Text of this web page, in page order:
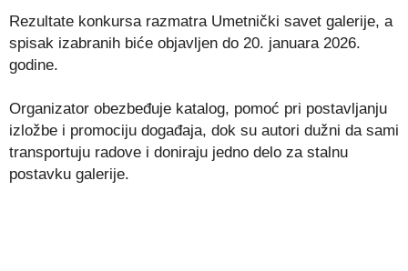
Rezultate konkursa razmatra Umetnički savet galerije, a
spisak izabranih biće objavljen do 20. januara 2026.
godine.
Organizator obezbeđuje katalog, pomoć pri postavljanju
izložbe i promociju događaja, dok su autori dužni da sami
transportuju radove i doniraju jedno delo za stalnu
postavku galerije.